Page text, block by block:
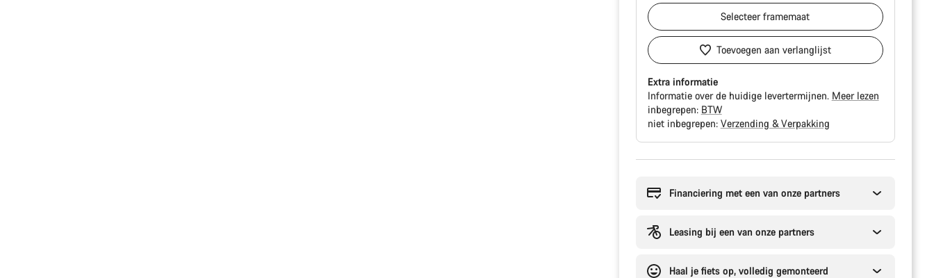
Selecteerframemaat
Toevoegen aan verlanglijst
Extra informatie
Informatie over de huidige levertermijnen. Meer lezen
inbegrepen: BTW
niet inbegrepen: Verzending & Verpakking
Financiering met een van onze partners
Leasing bij een van onze partners
Haal je fiets op, volledig gemonteerd